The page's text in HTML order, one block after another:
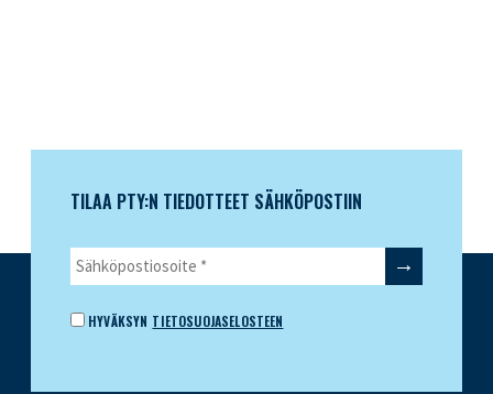
TILAA PTY:N TIEDOTTEET SÄHKÖPOSTIIN
HYVÄKSYN TIETOSUOJASELOSTEEN